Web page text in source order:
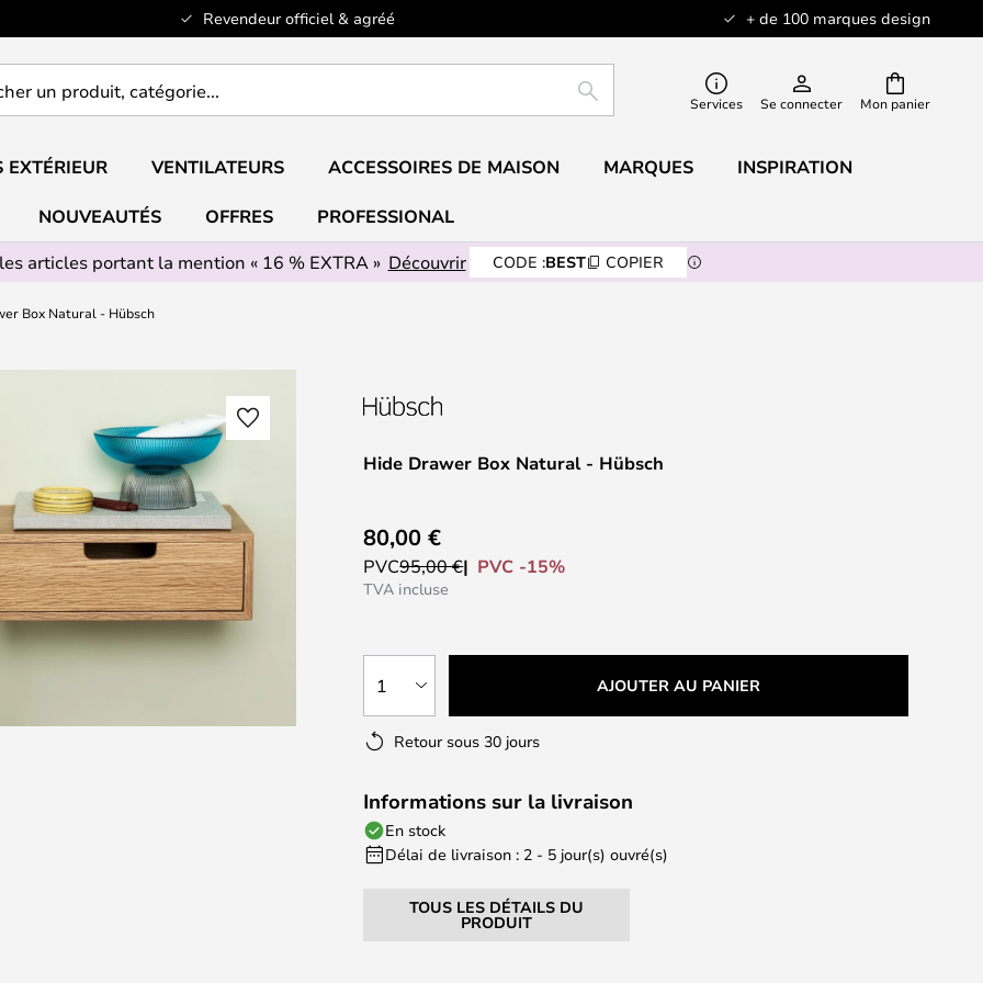
Revendeur officiel & agréé + de 100 marques design
Mon panier
RECHERCHERServices Se connecter
EXTÉRIEUR VENTILATEURS ACCESSOIRES DE MAISON MARQUES INSPIRATION
NOUVEAUTÉS OFFRES
PROFESSIONAL
articles portant la mention « 16 % EXTRA » Découvrir CODE :BEST COPIER
Box Natural - Hübsch
Hide Drawer Box Natural - Hübsch
80,00 €
PVC95,00 € PVC -15%
TVA incluse
1 AJOUTER AU PANIER
Retour sous 30 jours
Informations sur la livraison
En stock
Délai de livraison : 2 - 5 jour(s) ouvré(s)
TOUS LES DÉTAILS DU
PRODUIT